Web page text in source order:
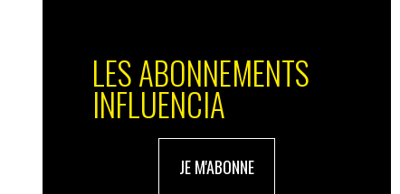
LES ABONNEMENTS
INFLUENCIA
JE M'ABONNE